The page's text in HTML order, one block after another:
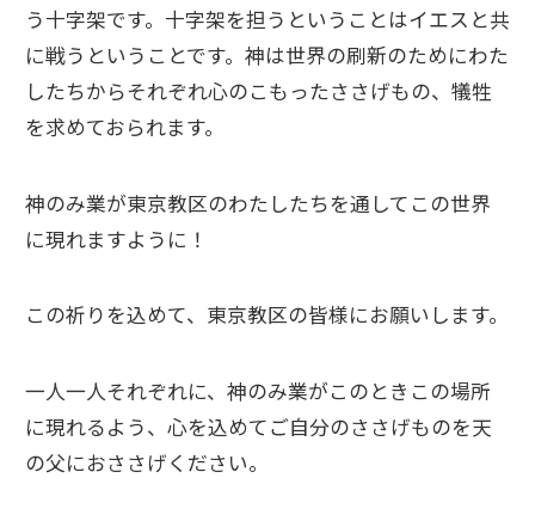
う十字架です。十字架を担うということはイエスと共
に戦うということです。神は世界の刷新のためにわた
したちからそれぞれ心のこもったささげもの、犠牲
を求めておられます。
神のみ業が東京教区のわたしたちを通してこの世界
に現れますように！
この祈りを込めて、東京教区の皆様にお願いします。
一人一人それぞれに、神のみ業がこのときこの場所
に現れるよう、心を込めてご自分のささげものを天
の父におささげください。